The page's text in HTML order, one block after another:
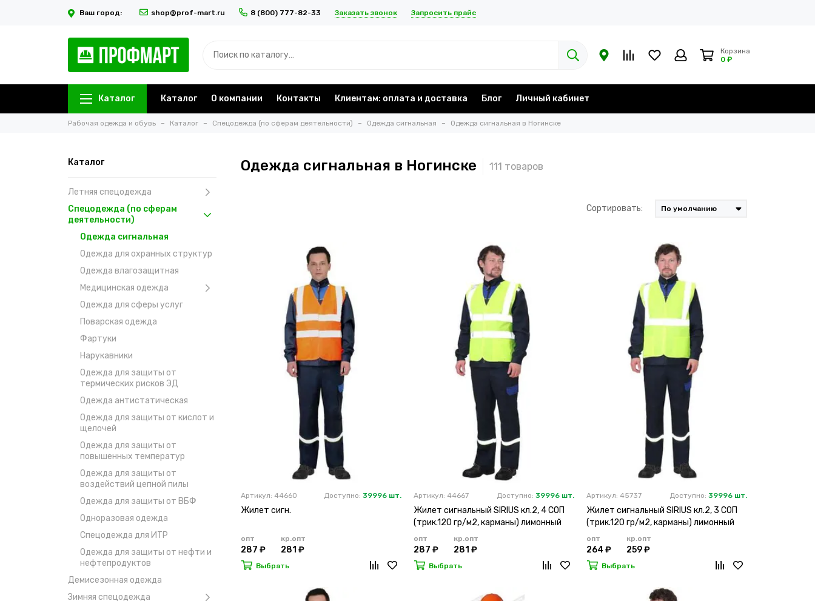
Ваш город: shop@prof-mart.ru 8 (800) 777-82-33 Заказать звонок Запросить прайс
Корзина
0 ₽
Каталог Каталог О компании Контакты Клиентам: оплата и доставка Блог Личный кабинет
Рабочая одежда и обувь Каталог Спецодежда (по сферам деятельности) Одежда сигнальная Одежда сигнальная в Ногинске
Каталог
Летняя спецодежда
Спецодежда (по сферам
деятельности)
Одежда сигнальная
Одежда для охранных структур
Одежда влагозащитная
Медицинская одежда
Одежда для сферы услуг
Поварская одежда
Фартуки
Нарукавники
Одежда для защиты от
термических рисков ЭД
Одежда антистатическая
Одежда для защиты от кислот и
щелочей
Одежда для защиты от
повышенных температур
Одежда для защиты от
воздействий цепной пилы
Одежда для защиты от ВБФ
Одноразовая одежда
Спецодежда для ИТР
Одежда для защиты от нефти и
нефтепродуктов
Демисезонная одежда
Зимняя спецодежда
Одежда сигнальная в Ногинске
Сортировать:
Артикул: 44660 Доступно: 39996 шт.
Жилет сигн.
опт
287 ₽
кр.опт
281 ₽
Выбрать
Артикул: 44667 Доступно: 39996 шт.
Жилет сигнальный SIRIUS кл.2, 4 СОП
(трик.120 гр/м2, карманы) лимонный
опт
287 ₽
кр.опт
281 ₽
Выбрать
Артикул: 45737 Доступно: 39996 шт.
Жилет сигнальный SIRIUS кл.2, 3 СОП
(трик.120 гр/м2, карманы) лимонный
опт
264 ₽
кр.опт
259 ₽
Выбрать